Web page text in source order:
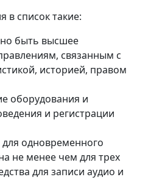
в список такие:
быть высшее
связанным с
историей, правом
оборудования и
и регистрации
одновременного
не менее чем для трех
для записи аудио и